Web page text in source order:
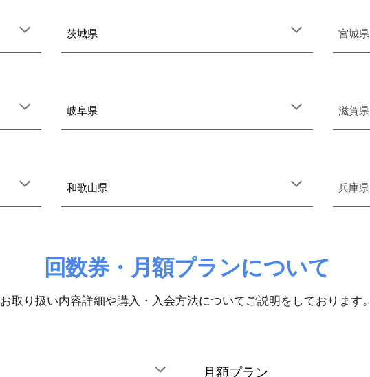
茨城県 宮城県
岐阜県 滋賀県
和歌山県 兵庫県
回数券・月額プランについて
お取り扱い内容詳細や購入・入会方法についてご説明をしております。
月額プラン